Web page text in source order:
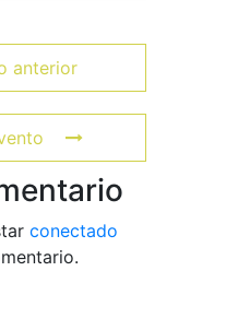
anterior
conectado